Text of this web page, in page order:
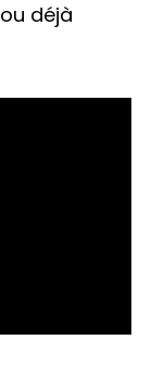
déjà